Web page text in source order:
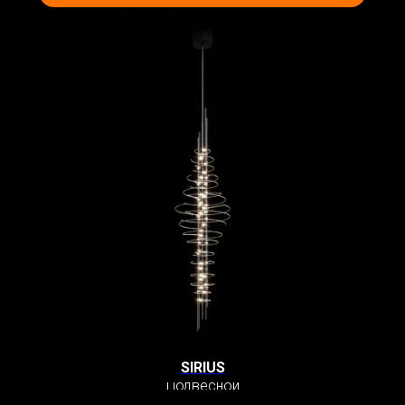
SIRIUS
Подвесной